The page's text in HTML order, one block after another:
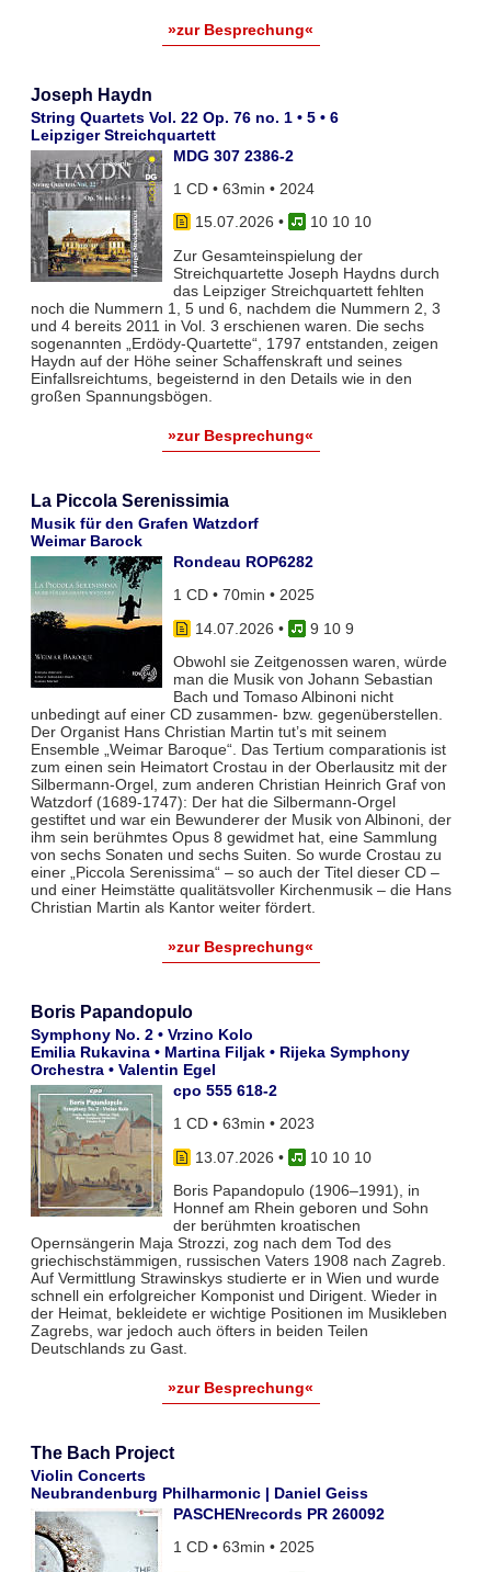
»zur Besprechung«
Joseph Haydn
String Quartets Vol. 22 Op. 76 no. 1 • 5 • 6
Leipziger Streichquartett
MDG 307 2386-2
1 CD • 63min • 2024
15.07.2026 •
10 10 10
Zur Gesamteinspielung der
Streichquartette Joseph Haydns durch
das Leipziger Streichquartett fehlten
noch die Nummern 1, 5 und 6, nachdem die Nummern 2, 3
und 4 bereits 2011 in Vol. 3 erschienen waren. Die sechs
sogenannten „Erdödy-Quartette“, 1797 entstanden, zeigen
Haydn auf der Höhe seiner Schaffenskraft und seines
Einfallsreichtums, begeisternd in den Details wie in den
großen Spannungsbögen.
»zur Besprechung«
La Piccola Serenissimia
Musik für den Grafen Watzdorf
Weimar Barock
Rondeau ROP6282
1 CD • 70min • 2025
14.07.2026 •
9 10 9
Obwohl sie Zeitgenossen waren, würde
man die Musik von Johann Sebastian
Bach und Tomaso Albinoni nicht
unbedingt auf einer CD zusammen- bzw. gegenüberstellen.
Der Organist Hans Christian Martin tut’s mit seinem
Ensemble „Weimar Baroque“. Das Tertium comparationis ist
zum einen sein Heimatort Crostau in der Oberlausitz mit der
Silbermann-Orgel, zum anderen Christian Heinrich Graf von
Watzdorf (1689-1747): Der hat die Silbermann-Orgel
gestiftet und war ein Bewunderer der Musik von Albinoni, der
ihm sein berühmtes Opus 8 gewidmet hat, eine Sammlung
von sechs Sonaten und sechs Suiten. So wurde Crostau zu
einer „Piccola Serenissima“ – so auch der Titel dieser CD –
und einer Heimstätte qualitätsvoller Kirchenmusik – die Hans
Christian Martin als Kantor weiter fördert.
»zur Besprechung«
Boris Papandopulo
Symphony No. 2 • Vrzino Kolo
Emilia Rukavina • Martina Filjak • Rijeka Symphony
Orchestra • Valentin Egel
cpo 555 618-2
1 CD • 63min • 2023
13.07.2026 •
10 10 10
Boris Papandopulo (1906–1991), in
Honnef am Rhein geboren und Sohn
der berühmten kroatischen
Opernsängerin Maja Strozzi, zog nach dem Tod des
griechischstämmigen, russischen Vaters 1908 nach Zagreb.
Auf Vermittlung Strawinskys studierte er in Wien und wurde
schnell ein erfolgreicher Komponist und Dirigent. Wieder in
der Heimat, bekleidete er wichtige Positionen im Musikleben
Zagrebs, war jedoch auch öfters in beiden Teilen
Deutschlands zu Gast.
»zur Besprechung«
The Bach Project
Violin Concerts
Neubrandenburg Philharmonic | Daniel Geiss
PASCHENrecords PR 260092
1 CD • 63min • 2025